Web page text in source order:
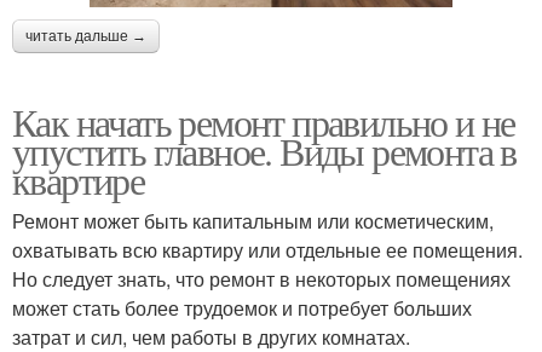
читать дальше →
Как начать ремонт правильно и не
упустить главное. Виды ремонта в
квартире
Ремонт может быть капитальным или косметическим,
охватывать всю квартиру или отдельные ее помещения.
Но следует знать, что ремонт в некоторых помещениях
может стать более трудоемок и потребует больших
затрат и сил, чем работы в других комнатах.